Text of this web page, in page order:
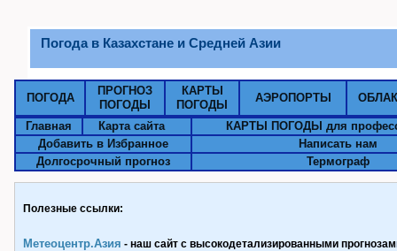
Погода в Казахстане и Средней Азии
ПОГОДА
ПРОГНОЗ
ПОГОДЫ
КАРТЫ
ПОГОДЫ
АЭРОПОРТЫ
Главная Карта сайта
КАРТЫ ПОГОДЫ для
Добавить в Избранное
Написать нам
Долгосрочный прогноз
Термограф
Полезные ссылки:
Метеоцентр.Азия - наш сайт с высокодетализированными